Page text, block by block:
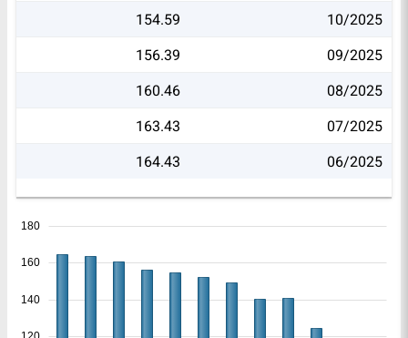
10/2025
154.59
09/2025
156.39
08/2025
160.46
07/2025
163.43
06/2025
164.43
140
160
180